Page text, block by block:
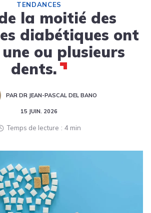
TENDANCES
la moitié des
diabétiques ont
ou plusieurs
dents.
PAR DR JEAN-PASCAL DEL BANO
15 JUIN. 2026
Temps de lecture 4 min